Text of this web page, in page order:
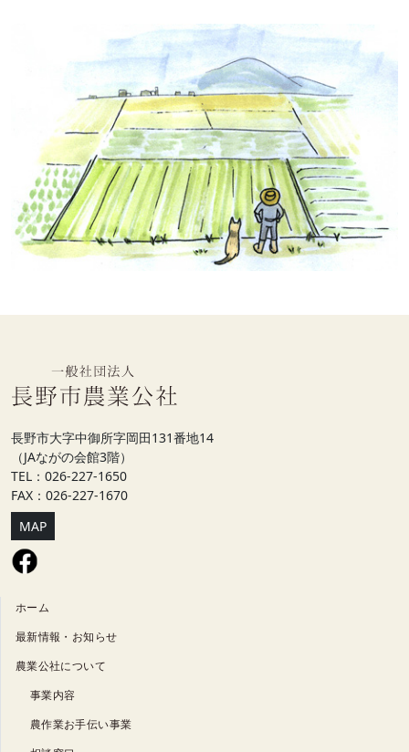
長野市大字中御所字岡田131番地14
（JAながの会館3階）
TEL：026-227-1650
FAX：026-227-1670
MAP
ホーム
最新情報・お知らせ
農業公社について
事業内容
農作業お手伝い事業